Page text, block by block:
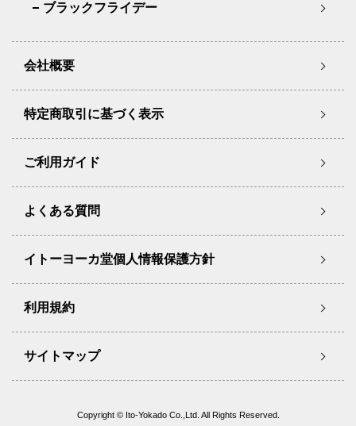
ブラックフライデー
会社概要
特定商取引に基づく表示
ご利用ガイド
よくある質問
イトーヨーカ堂個人情報保護方針
利用規約
サイトマップ
Copyright © Ito-Yokado Co.,Ltd. All Rights Reserved.